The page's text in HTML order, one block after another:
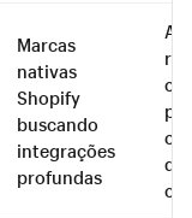
Marcas
nativas
Shopify
buscando
integrações
profundas
de